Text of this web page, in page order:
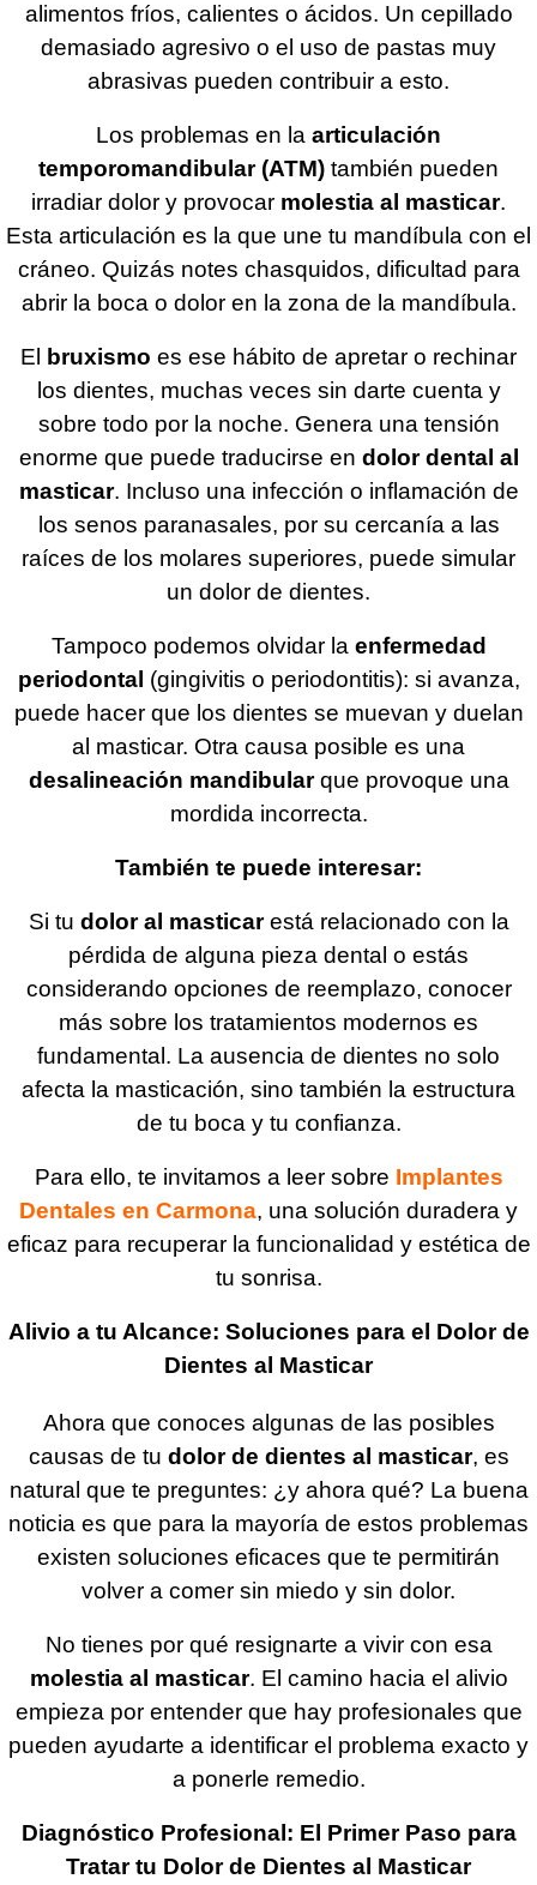
alimentos fríos, calientes o ácidos. Un cepillado
demasiado agresivo o el uso de pastas muy
abrasivas pueden contribuir a esto.
Los problemas en la articulación
temporomandibular (ATM) también pueden
irradiar dolor y provocar molestia al masticar.
Esta articulación es la que une tu mandíbula con el
cráneo. Quizás notes chasquidos, dificultad para
abrir la boca o dolor en la zona de la mandíbula.
El bruxismo es ese hábito de apretar o rechinar
los dientes, muchas veces sin darte cuenta y
sobre todo por la noche. Genera una tensión
enorme que puede traducirse en dolor dental al
masticar. Incluso una infección o inflamación de
los senos paranasales, por su cercanía a las
raíces de los molares superiores, puede simular
un dolor de dientes.
Tampoco podemos olvidar la enfermedad
periodontal (gingivitis o periodontitis): si avanza,
puede hacer que los dientes se muevan y duelan
al masticar. Otra causa posible es una
desalineación mandibularque provoque una
mordida incorrecta.
También te puede interesar:
Si tu dolor al masticarestá relacionado con la
pérdida de alguna pieza dental o estás
considerando opciones de reemplazo, conocer
más sobre los tratamientos modernos es
fundamental. La ausencia de dientes no solo
afecta la masticación, sino también la estructura
de tu boca y tu confianza.
Para ello, te invitamos a leer sobre Implantes
Dentales en Carmona, una solución duradera y
eficaz para recuperar la funcionalidad y estética de
tu sonrisa.
Alivio a tu Alcance: Soluciones para el Dolor de
Dientes al Masticar
Ahora que conoces algunas de las posibles
causas de tu dolor de dientes al masticar, es
natural que te preguntes: ¿y ahora qué? La buena
noticia es que para la mayoría de estos problemas
existen soluciones eficaces que te permitirán
volver a comer sin miedo y sin dolor.
No tienes por qué resignarte a vivir con esa
molestia al masticar. El camino hacia el alivio
empieza por entender que hay profesionales que
pueden ayudarte a identificar el problema exacto y
a ponerle remedio.
Diagnóstico Profesional: El Primer Paso para
Tratar tu Dolor de Dientes al Masticar